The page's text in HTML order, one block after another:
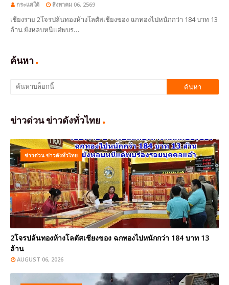
กระแสใต้ สิงหาคม 06, 2569
เชียงราย 2โจรปล้นทองห้างโลตัสเชียงของ ฉกทองไปหนักกว่า 184 บาท 13
ล้าน ยังหลบหนีแต่พบร…
ค้นหา
ข่าวด่วน ข่าวดังทั่วไทย
ข่าวด่วน ข่าวดังทั่วไทย
2โจรปล้นทองห้างโลตัสเชียงของ ฉกทองไปหนักกว่า 184 บาท 13
ล้าน
AUGUST 06, 2026